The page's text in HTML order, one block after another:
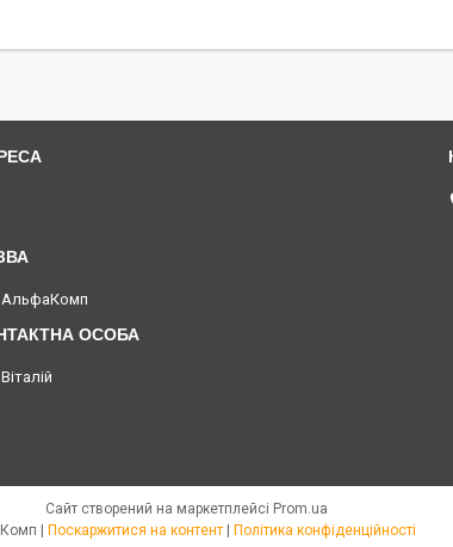
АльфаКомп
Віталій
Сайт створений на маркетплейсі Prom.ua
Поскаржитися на контент Політика конфіденційності